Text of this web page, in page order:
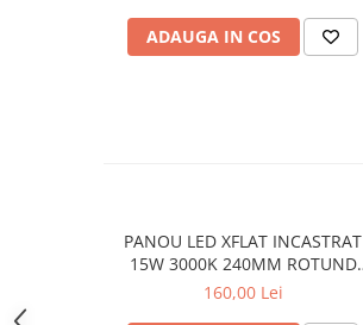
PLAFONIERE & PENDULE DE
LAMPI GARDURI & TREPTE
LAMPI STRADALE
LAMPI SOLARE
ADAUGA IN COS
PANOU LED XFLAT INCASTRAT
15W 3000K 240MM ROTUND
FTR240WW ALB MAT ARELUX
160,00 Lei